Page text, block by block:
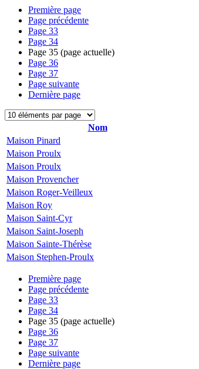
Première page
Page précédente
Page 33
Page 34
Page 35 (page actuelle)
Page 36
Page 37
Page suivante
Dernière page
Nom
Maison Pinard
Maison Proulx
Maison Proulx
Maison Provencher
Maison Roger-Veilleux
Maison Roy
Maison Saint-Cyr
Maison Saint-Joseph
Maison Sainte-Thérèse
Maison Stephen-Proulx
Première page
Page précédente
Page 33
Page 34
Page 35 (page actuelle)
Page 36
Page 37
Page suivante
Dernière page